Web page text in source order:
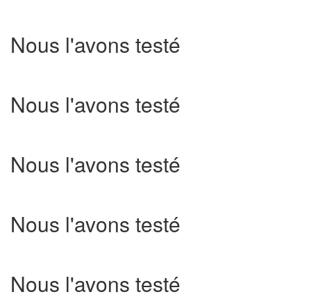
Nous l'avons testé
Nous l'avons testé
Nous l'avons testé
Nous l'avons testé
Nous l'avons testé